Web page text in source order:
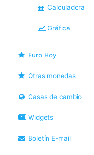
Calculadora
Gráfica
Euro Hoy
Otras monedas
Casas de cambio
Widgets
Boletín E-mail